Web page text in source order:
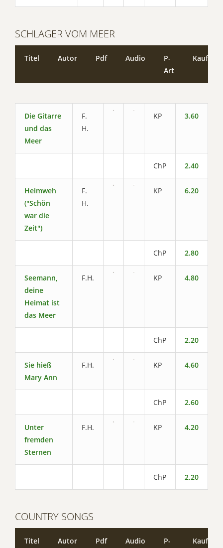
SCHLAGER VOM MEER
Titel Autor Pdf Audio
P-
Art
Kaufen
Die Gitarre
und das
Meer
F.
H.
KP 3.60
ChP 2.40
Heimweh
("Schön
war die
Zeit")
F.
H.
KP 6.20
ChP 2.80
Seemann,
deine
Heimat ist
das Meer
F.H. KP 4.80
ChP 2.20
Sie hieß
Mary Ann
F.H. KP 4.60
ChP 2.60
Unter
fremden
Sternen
F.H. KP 4.20
ChP 2.20
COUNTRY SONGS
Titel Autor Pdf Audio
P-
Kaufen